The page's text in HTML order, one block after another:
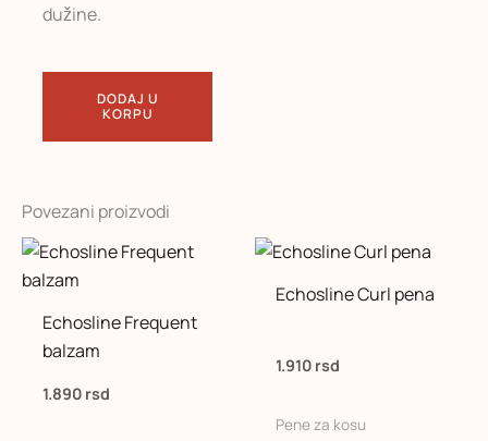
dužine.
DODAJ U
KORPU
Povezani proizvodi
Echosline Frequent
balzam
1.890 rsd
Echosline Curl pena
1.910 rsd
Pene za kosu